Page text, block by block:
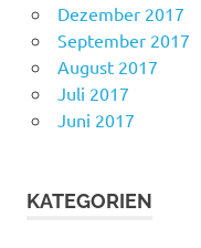
Dezember 2017
September 2017
August 2017
Juli 2017
Juni 2017
KATEGORIEN